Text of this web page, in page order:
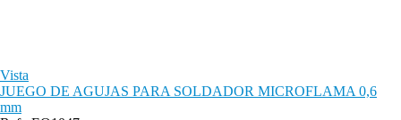
Vista
JUEGO DE AGUJAS PARA SOLDADOR MICROFLAMA 0,6
mm